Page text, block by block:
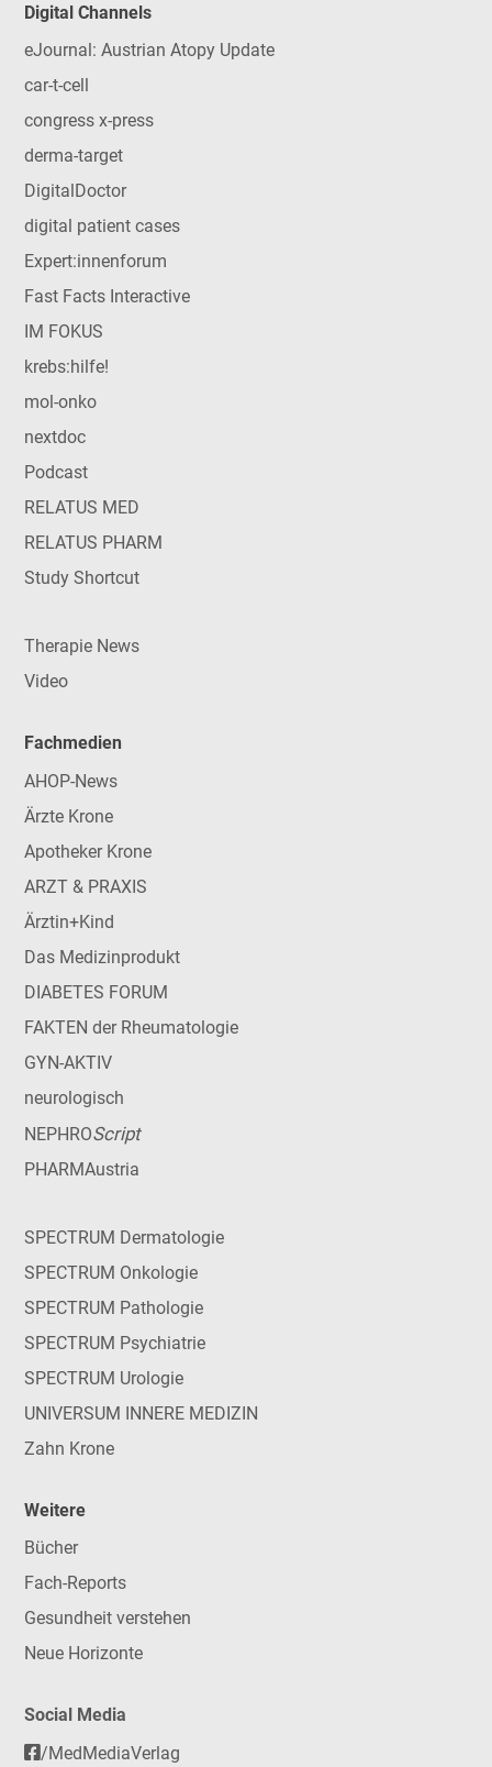
Digital Channels
eJournal: Austrian Atopy Update
car-t-cell
congress x-press
derma-target
DigitalDoctor
digital patient cases
Expert:innenforum
Fast Facts Interactive
IM FOKUS
krebs:hilfe!
mol-onko
nextdoc
Podcast
RELATUS MED
RELATUS PHARM
Study Shortcut
Therapie News
Video
Fachmedien
AHOP-News
Ärzte Krone
Apotheker Krone
ARZT & PRAXIS
Ärztin+Kind
Das Medizinprodukt
DIABETES FORUM
FAKTEN der Rheumatologie
GYN-AKTIV
neurologisch
NEPHROScript
PHARMAustria
SPECTRUM Dermatologie
SPECTRUM Onkologie
SPECTRUM Pathologie
SPECTRUM Psychiatrie
SPECTRUM Urologie
UNIVERSUM INNERE MEDIZIN
Zahn Krone
Weitere
Bücher
Fach-Reports
Gesundheit verstehen
Neue Horizonte
Social Media
/MedMediaVerlag